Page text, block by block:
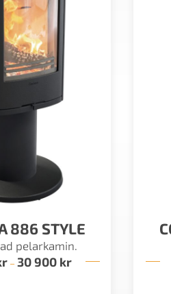
886 STYLE
pelarkamin.
– 30 900 krPrisintervall: